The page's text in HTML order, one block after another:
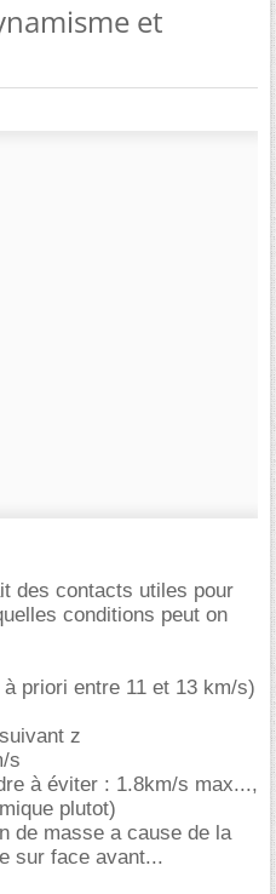
et
des contacts utiles pour
conditions peut on
priori entre 11 et 13 km/s)
z
s
à éviter : 1.8km/s max...,
plutot)
de masse a cause de la
sur face avant...